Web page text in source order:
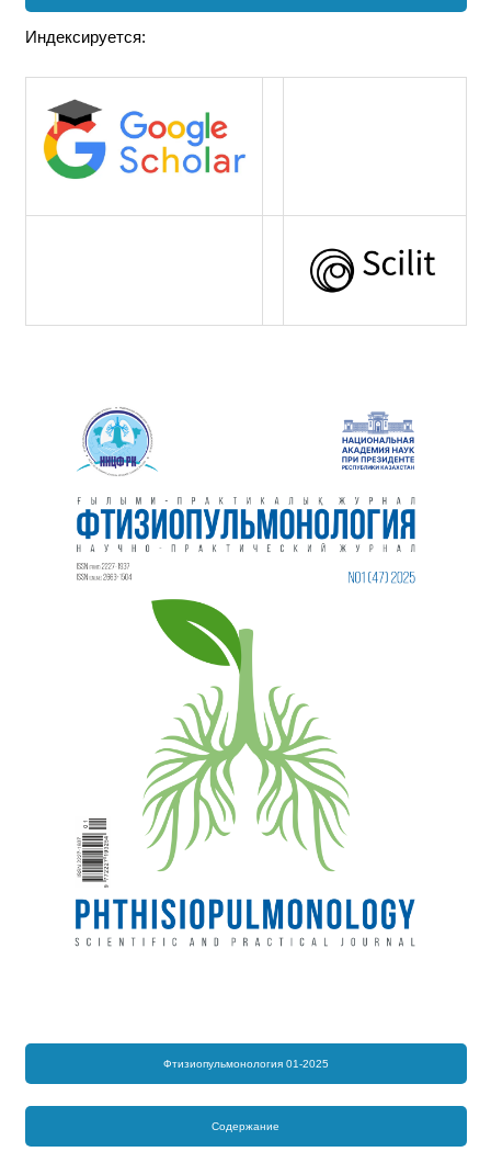
Индексируется:
Фтизиопульмонология 01-2025
Содержание